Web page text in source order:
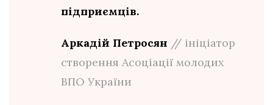
підприємців.
Аркадій Петросян // ініціатор
створення Асоціації молодих
ВПО України